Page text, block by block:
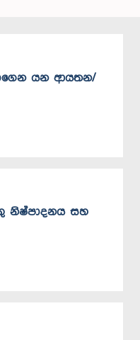
යන ආයතන/
නිෂ්පාදනය සහ